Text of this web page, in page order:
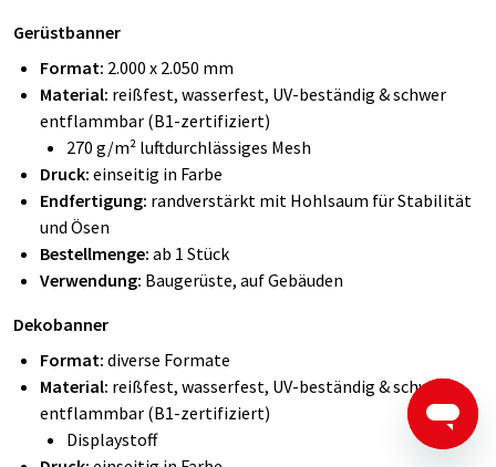
Gerüstbanner
Format: 2.000 x 2.050 mm
Material: reißfest, wasserfest, UV-beständig & schwer
entflammbar (B1-zertifiziert)
270 g/m² luftdurchlässiges Mesh
Druck: einseitig in Farbe
Endfertigung: randverstärkt mit Hohlsaum für Stabilität
und Ösen
Bestellmenge: ab 1 Stück
Verwendung: Baugerüste, auf Gebäuden
Dekobanner
Format: diverse Formate
Material: reißfest, wasserfest, UV-beständig & schwer
entflammbar (B1-zertifiziert)
Displaystoff